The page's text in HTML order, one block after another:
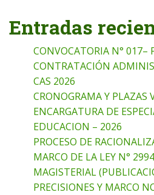
Entradas
CONVOCATORIA N° 017–
CONTRATACIÓN
CAS 2026
CRONOGRAMA Y PLAZAS
ENCARGATURA DE
EDUCACION – 2026
PROCESO DE
MARCO DE LA LEY N°
MAGISTERIAL
PRECISIONES Y MARCO